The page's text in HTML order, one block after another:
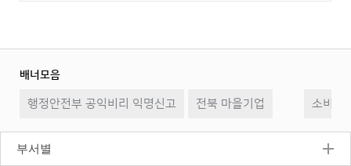
배너모음
시
지
음
행정안전부 공익비리 익명신고 전북 마을기업 소비자
부서별